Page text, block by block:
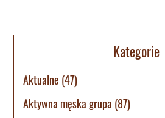
Kategorie
Aktualne (47)
Aktywna męska grupa (87)